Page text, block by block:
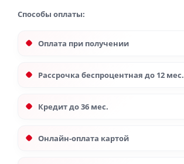
Способы оплаты:
Оплата при получении
Рассрочка беспроцентная до 12 мес.
Кредит до 36 мес.
Онлайн-оплата картой